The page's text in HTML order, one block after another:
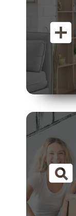
add_box
pageview